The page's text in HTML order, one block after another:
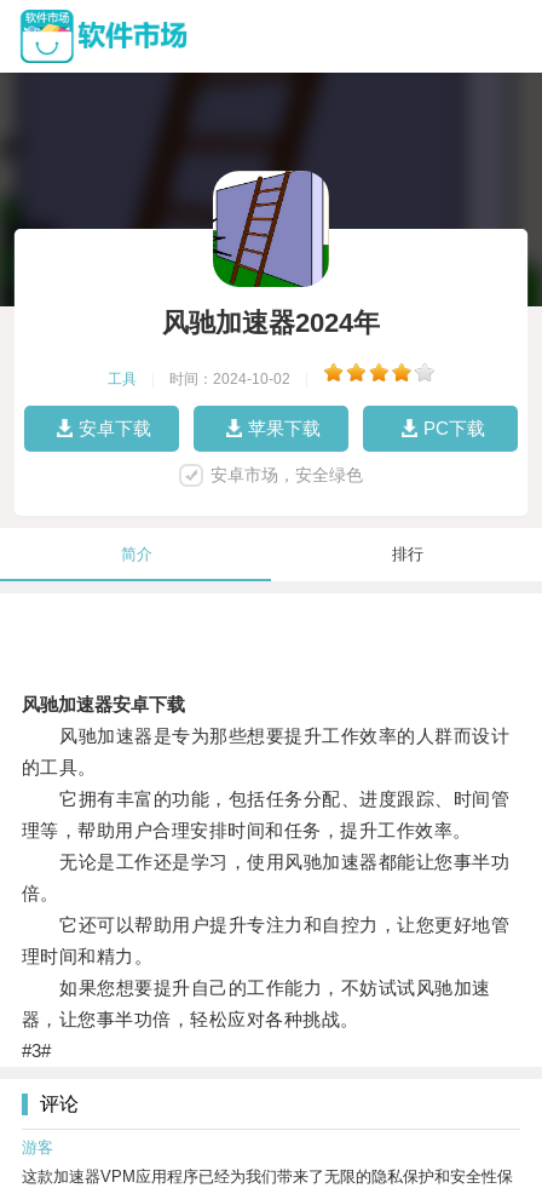
风驰加速器2024年
工具 时间：2024-10-02
安卓下载 苹果下载 PC下载
安卓市场，安全绿色
简介 排行
风驰加速器安卓下载
风驰加速器是专为那些想要提升工作效率的人群而设计
的工具。
它拥有丰富的功能，包括任务分配、进度跟踪、时间管
理等，帮助用户合理安排时间和任务，提升工作效率。
无论是工作还是学习，使用风驰加速器都能让您事半功
倍。
它还可以帮助用户提升专注力和自控力，让您更好地管
理时间和精力。
如果您想要提升自己的工作能力，不妨试试风驰加速
器，让您事半功倍，轻松应对各种挑战。
#3#
评论
游客
这款加速器VPM应用程序已经为我们带来了无限的隐私保护和安全性保